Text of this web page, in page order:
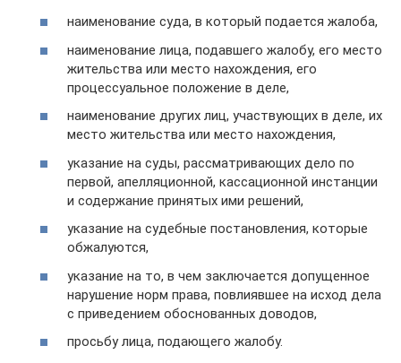
наименование суда, в который подается жалоба,
наименование лица, подавшего жалобу, его место
жительства или место нахождения, его
процессуальное положение в деле,
наименование других лиц, участвующих в деле, их
место жительства или место нахождения,
указание на суды, рассматривающих дело по
первой, апелляционной, кассационной инстанции
и содержание принятых ими решений,
указание на судебные постановления, которые
обжалуются,
указание на то, в чем заключается допущенное
нарушение норм права, повлиявшее на исход дела
с приведением обоснованных доводов,
просьбу лица, подающего жалобу.